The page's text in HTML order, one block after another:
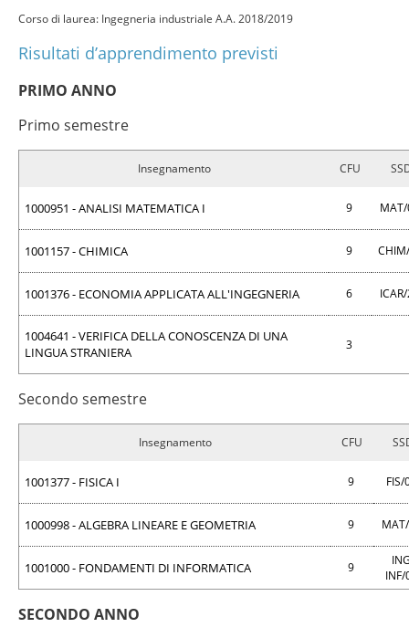
Corso di laurea: Ingegneria industriale A.A. 2018/2019
Risultati d’apprendimento previsti
PRIMO ANNO
Primo semestre
Insegnamento CFU
1000951 - ANALISI MATEMATICA I 9
1001157 - CHIMICA 9
1001376 - ECONOMIA APPLICATA ALL'INGEGNERIA 6
1004641 - VERIFICA DELLA CONOSCENZA DI UNA
LINGUA STRANIERA
3
Secondo semestre
Insegnamento CFU
1001377 - FISICA I 9
1000998 - ALGEBRA LINEARE E GEOMETRIA 9
1001000 - FONDAMENTI DI INFORMATICA 9
SECONDO ANNO